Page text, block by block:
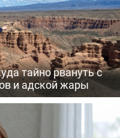
тайно рвануть с
и адской жары